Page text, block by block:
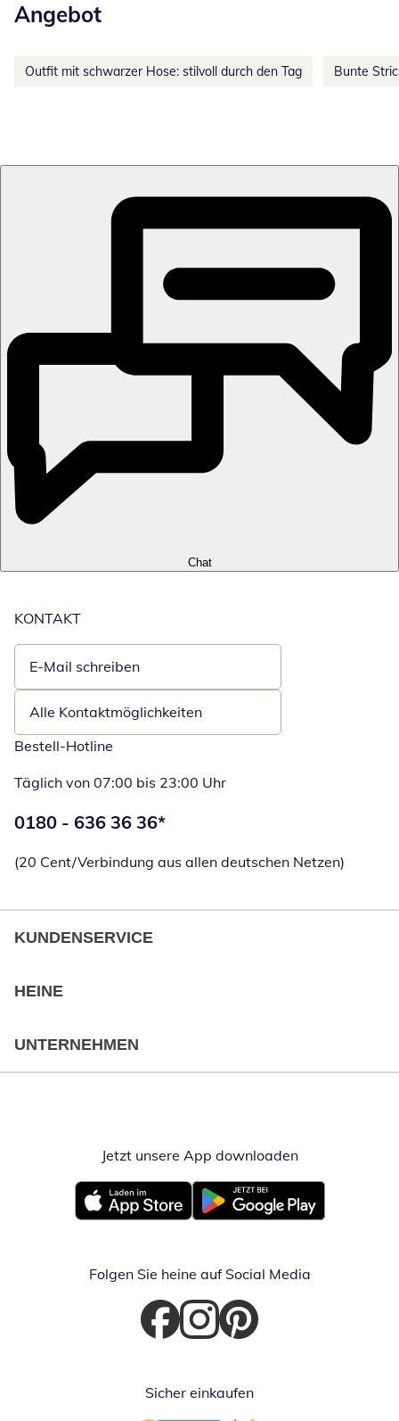
Angebot
Outfit mit schwarzer Hose: stilvoll durch den Tag Bunte
Chat
KONTAKT
E-Mail schreiben
Öffnet E-Mail-Client
Alle Kontaktmöglichkeiten
Bestell-Hotline
Täglich von 07:00 bis 23:00 Uhr
Telefonnummer:
0180 - 636 36 36*
(20 Cent/Verbindung aus allen deutschen Netzen)
KUNDENSERVICE
HEINE
UNTERNEHMEN
Jetzt unsere App downloadenÖffnet in
Öffnet in neuem FensterÖffnet in neuem Fenster
Folgen Sie heine auf Social Media
Öffnet in neuem Fenster
Öffnet in neuem Fenster
Öffnet in neuem Fenster
Sicher einkaufen